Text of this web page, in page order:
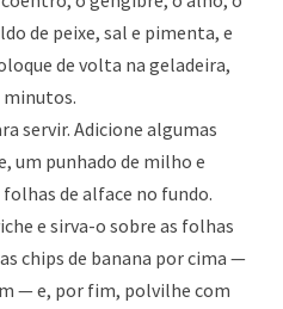
de peixe, sal e pimenta, e
de volta na geladeira,
minutos.
servir. Adicione algumas
um punhado de milho e
de alface no fundo.
e sirva-o sobre as folhas
chips de banana por cima —
— e, por fim, polvilhe com